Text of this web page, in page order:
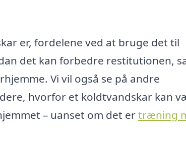
er, fordelene ved at bruge det til
det kan forbedre restitutionen,
Vi vil også se på andre
hvorfor et koldtvandskar kan
– uanset om det ertræning